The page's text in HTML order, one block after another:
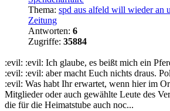
Thema: spd aus alfeld will wieder an
Zeitung
Antworten: 6
Zugriffe: 35884
:evil: :evil: Ich glaube, es beißt mich ein
:evil: :evil: aber macht Euch nichts draus.
:evil: Was habt Ihr erwartet, wenn hier im
Mitglieder oder auch gewählte Leute des
die für die Heimatstube auch noc...